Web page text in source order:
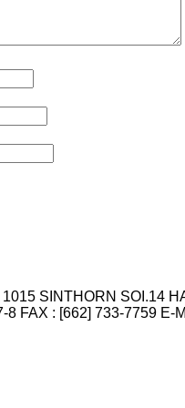
SINTHORN SOI.14
FAX : [662] 733-7759 E-